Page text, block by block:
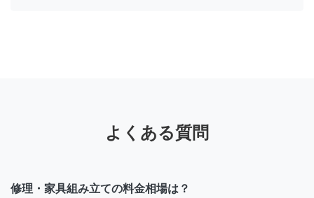
よくある質問
修理・家具組み立ての料金相場は？